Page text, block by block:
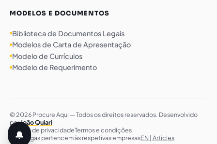
MODELOS E DOCUMENTOS
Biblioteca de Documentos Legais
Modelos de Carta de Apresentação
Modelo de Currículos
Modelo de Requerimento
© 2026 Procure Aqui — Todos os direitos reservados. Desenvolvido
porJoão Quiari
Política de privacidadeTermos e condições
As vagas pertencem às respetivas empresasEN | Articles
🔔